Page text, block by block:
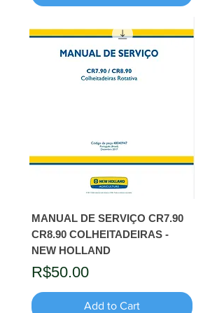
MANUAL DE SERVIÇO CR7.90
CR8.90 COLHEITADEIRAS -
NEW HOLLAND
Price
R$50.00
Add to Cart